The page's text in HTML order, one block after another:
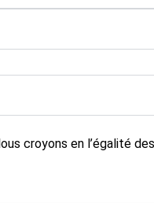
croyons en l’égalité